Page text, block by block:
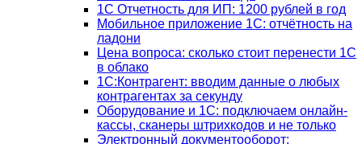
1С Отчетность для ИП: 1200 рублей в год
Мобильное приложение 1С: отчётность на
ладони
Цена вопроса: сколько стоит перенести 1С
в облако
1С:Контрагент: вводим данные о любых
контрагентах за секунду
Оборудование и 1С: подключаем онлайн-
кассы, сканеры штрихкодов и не только
Электронный документооборот: